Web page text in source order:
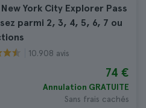
York City Explorer Pass
parmi 2, 3, 4, 5, 6, 7 ou
10.908 avis
74 €
Annulation GRATUITE
Sans frais cachés